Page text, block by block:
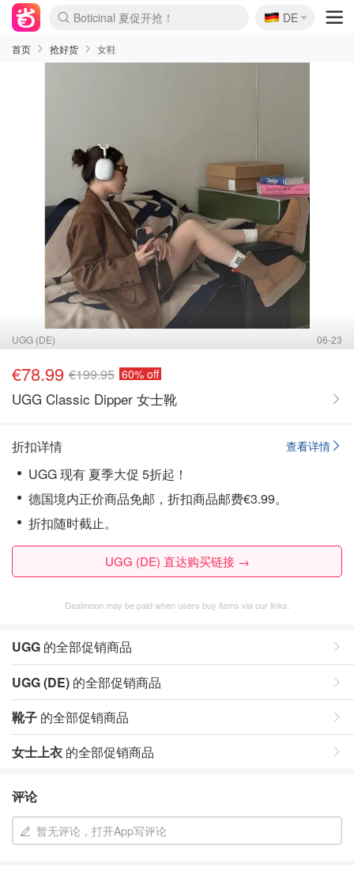
4折！lulu周四疯狂上新
还没结束！&OtherStories大促
Joybuy变相75折 随时失效
速领！Stanley独家85折
疑似霸哥！Camper额外叠85折
Zalando 奥莱闪促！每日更新
Moncler反季囤！5折起+叠9折
Coach Brooklyn仅€192
🇩🇪
DE
首页 抢好货 女鞋
UGG (DE) 06-23
€78.99 €199.95 60% off
UGG Classic Dipper 女士靴
查看详情
折扣详情
UGG 现有 夏季大促 5折起！
德国境内正价商品免邮，折扣商品邮费€3.99。
折扣随时截止。
UGG (DE) 直达购买链接 →
Dealmoon may be paid when users buy items via our links.
UGG 的全部促销商品
UGG (DE) 的全部促销商品
靴子 的全部促销商品
女士上衣 的全部促销商品
评论
暂无评论，打开App写评论